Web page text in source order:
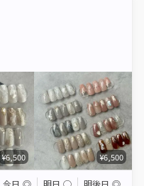
¥6,500 ¥6,500
今日 ◎ 明日 ◯ 明後日 ◎